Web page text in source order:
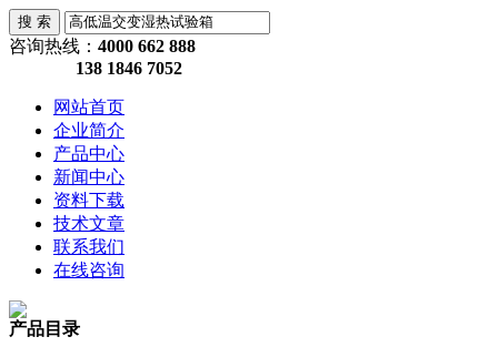
咨询热线： 4000 662 888
138 1846 7052
网站首页
企业简介
产品中心
新闻中心
资料下载
技术文章
联系我们
在线咨询
产品目录